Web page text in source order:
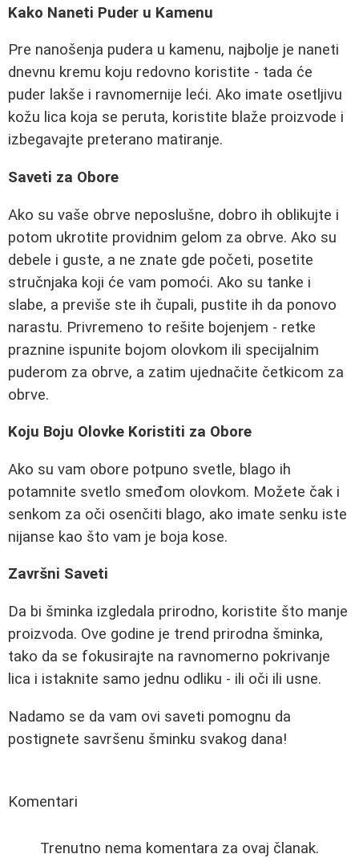
Kako Naneti Puder u Kamenu
Pre nanošenja pudera u kamenu, najbolje je naneti
dnevnu kremu koju redovno koristite - tada će
puder lakše i ravnomernije leći. Ako imate osetljivu
kožu lica koja se peruta, koristite blaže proizvode i
izbegavajte preterano matiranje.
Saveti za Obore
Ako su vaše obrve neposlušne, dobro ih oblikujte i
potom ukrotite providnim gelom za obrve. Ako su
debele i guste, a ne znate gde početi, posetite
stručnjaka koji će vam pomoći. Ako su tanke i
slabe, a previše ste ih čupali, pustite ih da ponovo
narastu. Privremeno to rešite bojenjem - retke
praznine ispunite bojom olovkom ili specijalnim
puderom za obrve, a zatim ujednačite četkicom za
obrve.
Koju Boju Olovke Koristiti za Obore
Ako su vam obore potpuno svetle, blago ih
potamnite svetlo smeđom olovkom. Možete čak i
senkom za oči osenčiti blago, ako imate senku iste
nijanse kao što vam je boja kose.
Završni Saveti
Da bi šminka izgledala prirodno, koristite što manje
proizvoda. Ove godine je trend prirodna šminka,
tako da se fokusirajte na ravnomerno pokrivanje
lica i istaknite samo jednu odliku - ili oči ili usne.
Nadamo se da vam ovi saveti pomognu da
postignete savršenu šminku svakog dana!
Komentari
Trenutno nema komentara za ovaj članak.